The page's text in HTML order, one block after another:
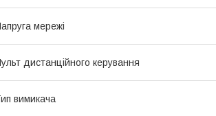
мережі
дистанційного керування
вимикача